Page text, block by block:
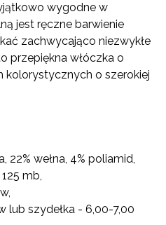
wygodne w
jest ręczne barwienie
zachwycająco niezwykłe
przepiękna włóczka o
kolorystycznych o szerokiej
22% wełna, 4% poliamid,
mb,
lub szydełka - 6,00-7,00